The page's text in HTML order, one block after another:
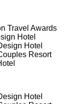
Travel Awards
Hotel
Hotel
Resort
Hotel